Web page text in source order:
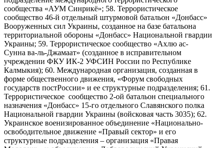
сообщества «АУМ Синрикё»; 58. Террористическое
сообщество 46-й отдельный штурмовой батальон «Донбасс»
Вооруженных сил Украины, созданное на базе батальона
территориальной обороны «Донбасс» Национальной гвардии
Украины; 59. Террористическое сообщество «Ахлю ас-
Сунна ва-ль-Джамаат» (созданное в исправительном
учреждении ФКУ ИК-2 УФСИН России по Республике
Калмыкия); 60. Международная организация, созданная в
форме общественного движения, «Форум свободных
государств постРоссии» и ее структурные подразделения; 61.
Террористическое сообщество 2-ой батальон специального
назначения «Донбасс» 15-го отдельного Славянского полка
Национальной гвардии Украины (войсковая часть 3035); 62.
Украинское военизированное объединение «Национально-
освободительное движение «Правый сектор» и его
структурные подразделения – организация «Правая